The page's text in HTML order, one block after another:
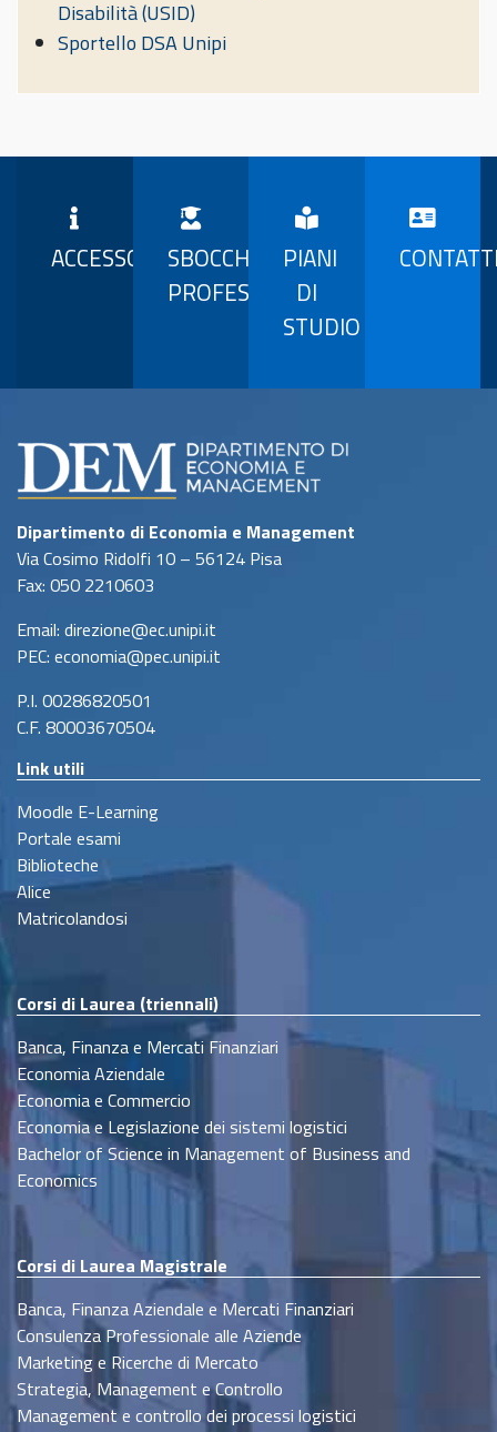
Disabilità (USID)
Sportello DSA Unipi
ACCESSO
SBOCCHI
PROFESSIONALI
PIANI
DI
STUDIO
Dipartimento di Economia e Management
Via Cosimo Ridolfi 10 – 56124 Pisa
Fax: 050 2210603
Email: direzione@ec.unipi.it
PEC: economia@pec.unipi.it
P.I. 00286820501
C.F. 80003670504
Link utili
Moodle E-Learning
Portale esami
Biblioteche
Alice
Matricolandosi
Corsi di Laurea (triennali)
Banca, Finanza e Mercati Finanziari
Economia Aziendale
Economia e Commercio
Economia e Legislazione dei sistemi logistici
Bachelor of Science in Management of Business and
Economics
Corsi di Laurea Magistrale
Banca, Finanza Aziendale e Mercati Finanziari
Consulenza Professionale alle Aziende
Marketing e Ricerche di Mercato
Strategia, Management e Controllo
Management e controllo dei processi logistici